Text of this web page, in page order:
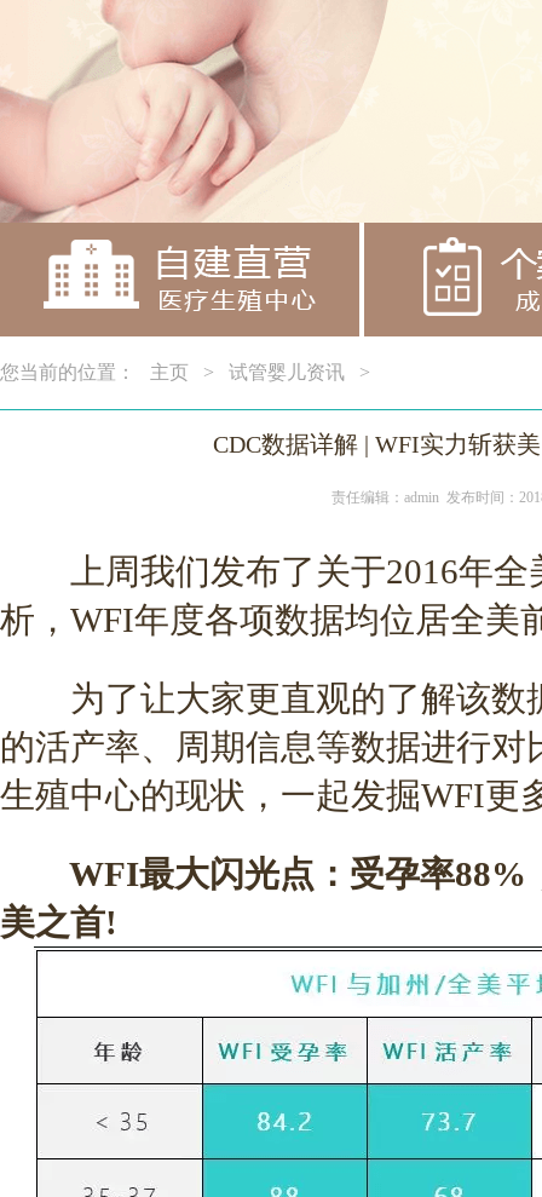
您当前的位置： 主页 > 试管婴儿资讯 >
CDC数据详解 | WFI实力斩获
责任编辑：admin 发布时间：
上周我们发布了关于2016年全
析，WFI年度各项数据均位居全美
为了让大家更直观的了解该数
的活产率、周期信息等数据进行
生殖中心的现状，一起发掘WFI更
WFI最大闪光点：受孕率88%
美之首!